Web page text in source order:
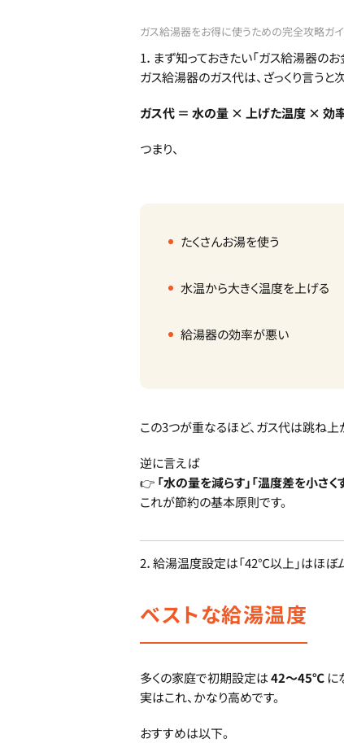
ガス給湯器をお得に使うための完全攻略ガイ
1．まず知っておきたい「ガス給湯器の
ガス給湯器のガス代は、ざっくり言うと
ガス代 ＝ 水の量 × 上げた温度 × 効
つまり、
たくさんお湯を使う
水温から大きく温度を上げる
給湯器の効率が悪い
この3つが重なるほど、ガス代は跳ね上
逆に言えば
👉 「水の量を減らす」「温度差を小さく
これが節約の基本原則です。
2．給湯温度設定は「42℃以上」はほぼ
ベストな給湯温度
多くの家庭で初期設定は42〜45℃に
実はこれ、かなり高めです。
おすすめは以下。